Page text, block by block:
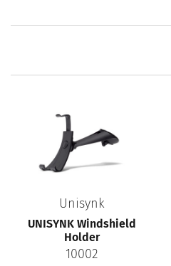
Unisynk
UNISYNK Windshield
Holder
10002